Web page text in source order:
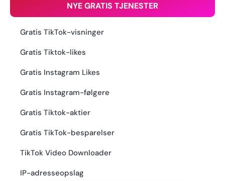
NYE GRATIS TJENESTER
Gratis TikTok-visninger
Gratis Tiktok-likes
Gratis Instagram Likes
Gratis Instagram-følgere
Gratis Tiktok-aktier
Gratis TikTok-besparelser
TikTok Video Downloader
IP-adresseopslag